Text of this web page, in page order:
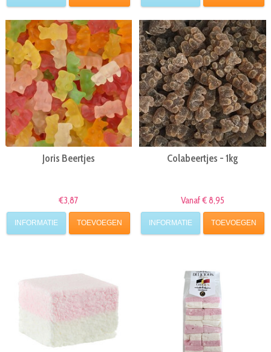
Joris Beertjes
€3,87
INFORMATIE TOEVOEGEN
Colabeertjes - 1kg
Vanaf € 8,95
INFORMATIE TOEVOEGEN